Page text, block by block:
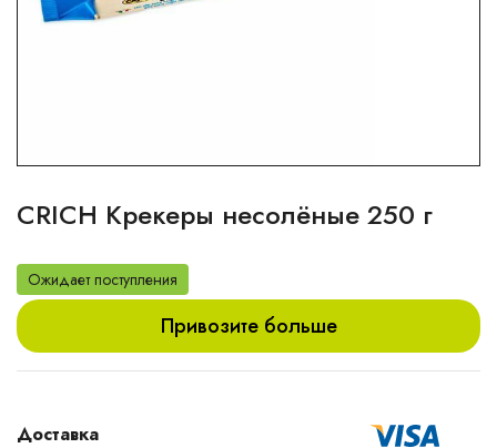
CRICH Крекеры несолёные 250 г
Ожидает поступления
Привозите больше
Доставка